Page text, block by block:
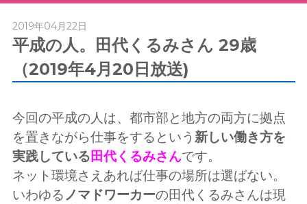
2019年04月22日
平成の人。田代くるみさん 29歳
（2019年4月20日放送)
今回の平成の人は、都市部と地方の両方に拠点
を置きながら仕事をするという 新しい働き方を
実践している田代くるみさんです。
ネット環境さえあれば仕事の場所は選ばない。
いわゆるノマドワーカーの田代くるみさんは現